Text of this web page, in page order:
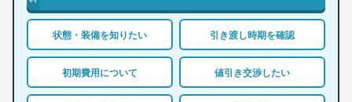
状態・装備を知りたい 引き渡し時期を確認
初期費用について 値引き交渉したい